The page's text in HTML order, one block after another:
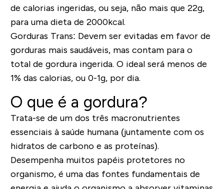
de calorias ingeridas, ou seja, não mais que 22g,
para uma dieta de 2000kcal.
Gorduras Trans: Devem ser evitadas em favor de
gorduras mais saudáveis, mas contam para o
total de gordura ingerida. O ideal será menos de
1% das calorias, ou 0-1g, por dia.
O que é a gordura?
Trata-se de um dos três macronutrientes
essenciais à saúde humana (juntamente com os
hidratos de carbono e as proteínas).
Desempenha muitos papéis protetores no
organismo, é uma das fontes fundamentais de